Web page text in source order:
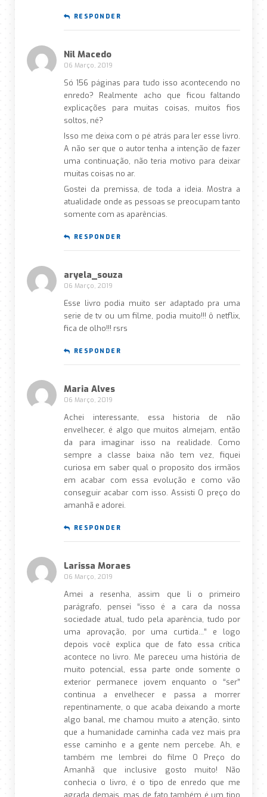
RESPONDER
Nil Macedo
06 Março, 2019
Só 156 páginas para tudo isso acontecendo no
enredo? Realmente acho que ficou faltando
explicações para muitas coisas, muitos fios
soltos, né?
Isso me deixa com o pé atrás para ler esse livro.
A não ser que o autor tenha a intenção de fazer
uma continuação, não teria motivo para deixar
muitas coisas no ar.
Gostei da premissa, de toda a ideia. Mostra a
atualidade onde as pessoas se preocupam tanto
somente com as aparências.
RESPONDER
aryela_souza
06 Março, 2019
Esse livro podia muito ser adaptado pra uma
serie de tv ou um filme, podia muito!!! ô netflix,
fica de olho!!! rsrs
RESPONDER
Maria Alves
06 Março, 2019
Achei interessante, essa historia de não
envelhecer, é algo que muitos almejam, então
da para imaginar isso na realidade. Como
sempre a classe baixa não tem vez, fiquei
curiosa em saber qual o proposito dos irmãos
em acabar com essa evolução e como vão
conseguir acabar com isso. Assisti O preço do
amanhã e adorei.
RESPONDER
Larissa Moraes
06 Março, 2019
Amei a resenha, assim que li o primeiro
parágrafo, pensei “isso é a cara da nossa
sociedade atual, tudo pela aparência, tudo por
uma aprovação, por uma curtida…” e logo
depois você explica que de fato essa crítica
acontece no livro. Me pareceu uma história de
muito potencial, essa parte onde somente o
exterior permanece jovem enquanto o “ser”
continua a envelhecer e passa a morrer
repentinamente, o que acaba deixando a morte
algo banal, me chamou muito a atenção, sinto
que a humanidade caminha cada vez mais pra
esse caminho e a gente nem percebe. Ah, e
também me lembrei do filme O Preço do
Amanhã que inclusive gosto muito! Não
conhecia o livro, é o tipo de enredo que me